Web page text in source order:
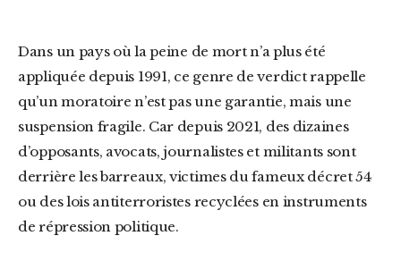
Dans un pays où la peine de mort n’a plus été
appliquée depuis 1991, ce genre de verdict rappelle
qu’un moratoire n’est pas une garantie, mais une
suspension fragile. Car depuis 2021, des dizaines
d’opposants, avocats, journalistes et militants sont
derrière les barreaux, victimes du fameux décret 54
ou des lois antiterroristes recyclées en instruments
de répression politique.